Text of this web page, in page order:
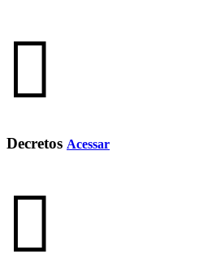
Decretos Acessar